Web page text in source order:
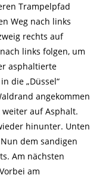
Trampelpfad
Weg nach links
rechts auf
links folgen, um
asphaltierte
die „Düssel“
angekommen
auf Asphalt.
hinunter. Unten
dem sandigen
Am nächsten
am